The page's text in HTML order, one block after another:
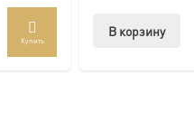
Купить
В корзину